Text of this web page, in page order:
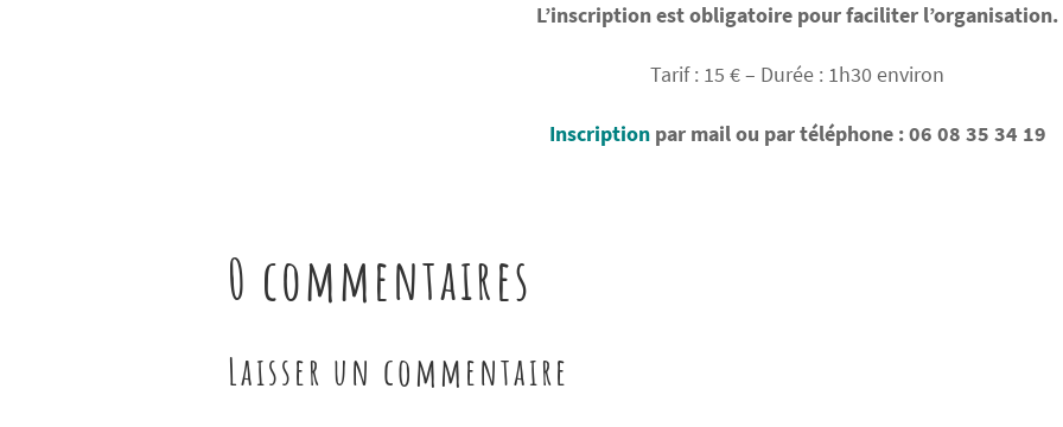
L’inscription est obligatoire pour faciliter l’organisation.
Tarif : 15 € – Durée : 1h30 environ
Inscription par mail ou par téléphone : 06 08 35 34 19
0 commentaires
Laisser un commentaire